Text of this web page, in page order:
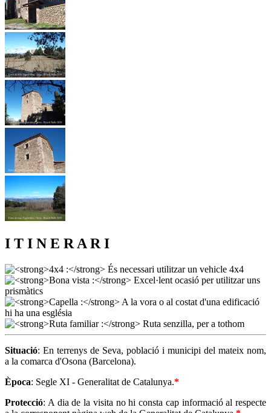
I T I N E R A R I
Situació: En terrenys de Seva, població i municipi del mateix nom,
a la comarca d'Osona (Barcelona).
Època: Segle XI - Generalitat de Catalunya.*
Protecció: A dia de la visita no hi consta cap informació al respecte